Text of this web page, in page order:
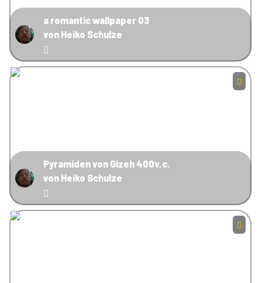
a romantic wallpaper 03
von Heiko Schulze
Pyramiden von Gizeh 400v.c.
von Heiko Schulze